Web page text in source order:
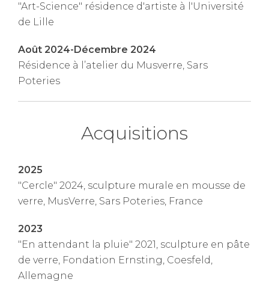
"Art-Science" résidence d'artiste à l'Université
de Lille
Août 2024-Décembre 2024
Résidence à l’atelier du Musverre, Sars
Poteries
Acquisitions
2025
"Cercle" 2024, sculpture murale en mousse de
verre, MusVerre, Sars Poteries, France
2023
"En attendant la pluie" 2021, sculpture en pâte
de verre, Fondation Ernsting, Coesfeld,
Allemagne